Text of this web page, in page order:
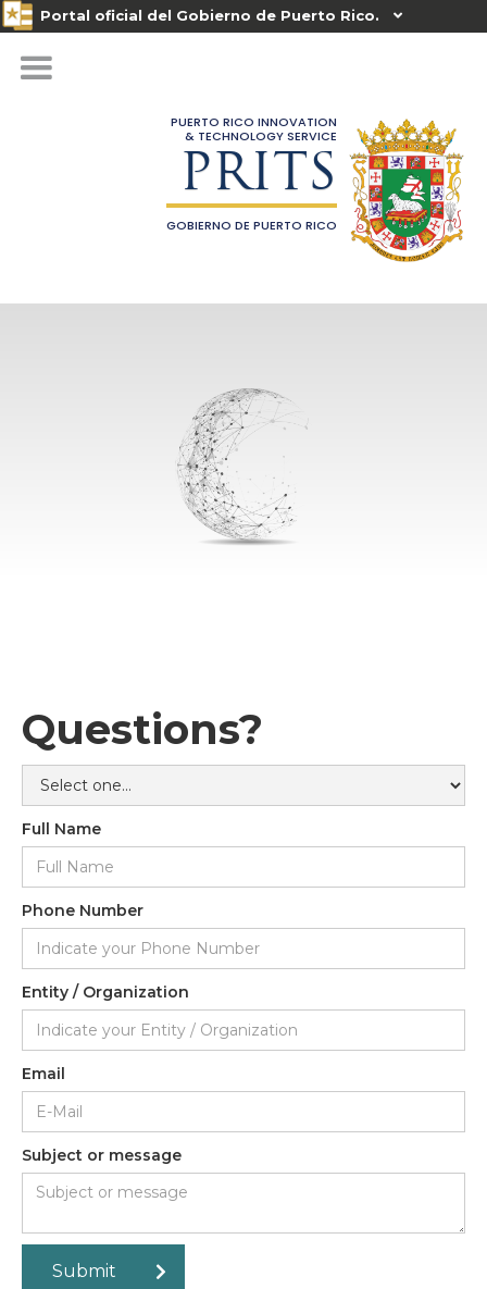
Portal oficial del Gobierno de Puerto Rico. 
PUERTO RICO INNOVATION
& TECHNOLOGY SERVICE
PRITS
GOBIERNO DE PUERTO RICO
Questions?
Full Name
Phone Number
Entity / Organization
Email
Subject or message
